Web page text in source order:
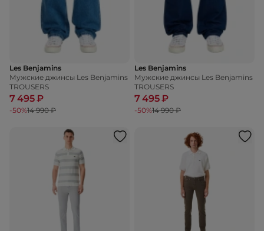
Les Benjamins
Мужские джинсы Les Benjamins
TROUSERS
7 495 ₽
-50%14 990 ₽
Les Benjamins
Мужские джинсы Les Benjamins
TROUSERS
7 495 ₽
-50%14 990 ₽